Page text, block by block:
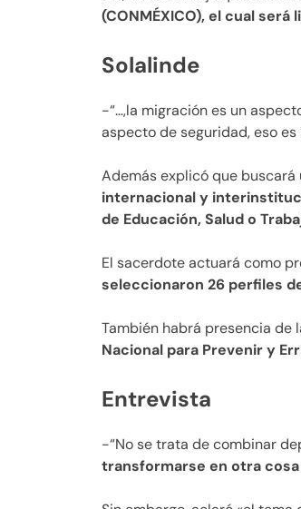
(CONMÉXICO), el cual
Solalinde
-“…,la migración es un
aspecto de seguridad, eso
Además explicó que
internacional y
de Educación, Salud o
El sacerdote actuará como
seleccionaron 26 perfiles
También habrá presencia de
Nacional para Prevenir y
Entrevista
-“No se trata de combinar
transformarse en otra cosa